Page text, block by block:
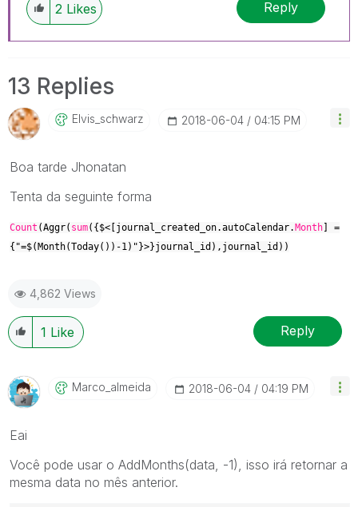
2 Likes Reply
13 Replies
Elvis_schwarz ‎2018-06-04 04:15 PM
Boa tarde Jhonatan
Tenta da seguinte forma
Count (Aggr( sum({$<[journal_created_on.autoCalendar.Month] =
{"=$(Month(Today())-1)"}>}journal_id),journal_id))
4,862 Views
1 Like Reply
Marco_almeida ‎2018-06-04 04:19 PM
Eai
Você pode usar o AddMonths(data, -1), isso irá retornar a
mesma data no mês anterior.